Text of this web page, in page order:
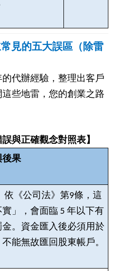
見的五大誤區（除雷
代辦經驗，整理出客戶
些地雷，您的創業之路
與正確觀念對照表】
後果
依《公司法》第9條，這
」，會面臨 5 年以下有
。資金匯入後必須用於
能無故匯回股東帳戶。